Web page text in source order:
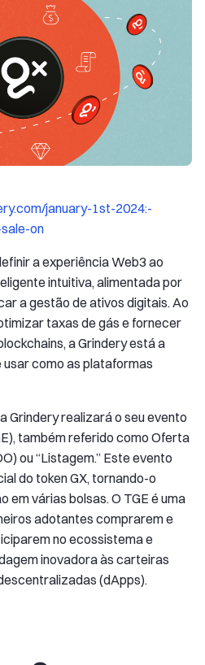
january-1st-2024:-
on
a experiência Web3 ao
intuitiva, alimentada por
a gestão de ativos digitais. Ao
taxas de gás e fornecer
a Grindery está a
como as plataformas
Grindery realizará o seu evento
também referido como Oferta
ou “Listagem.” Este evento
do token GX, tornando-o
em várias bolsas. O TGE é uma
adotantes comprarem e
no ecossistema e
inovadora às carteiras
(dApps).